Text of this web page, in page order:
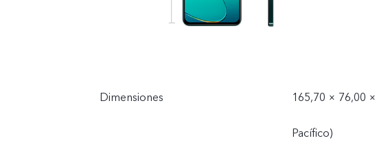
Dimensiones 165,70 × 76,00
Pacífico)